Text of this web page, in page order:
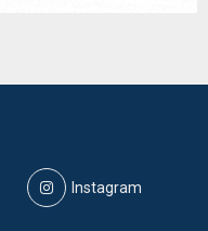
Instagram